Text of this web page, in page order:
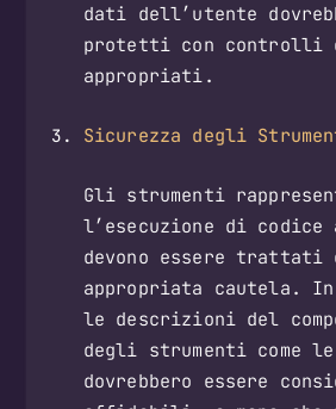
dati dell’utente
protetti con controlli
appropriati.
Sicurezza degli
Gli strumenti
l’esecuzione di
devono essere trattati
appropriata cautela.
le descrizioni del
degli strumenti come
dovrebbero essere